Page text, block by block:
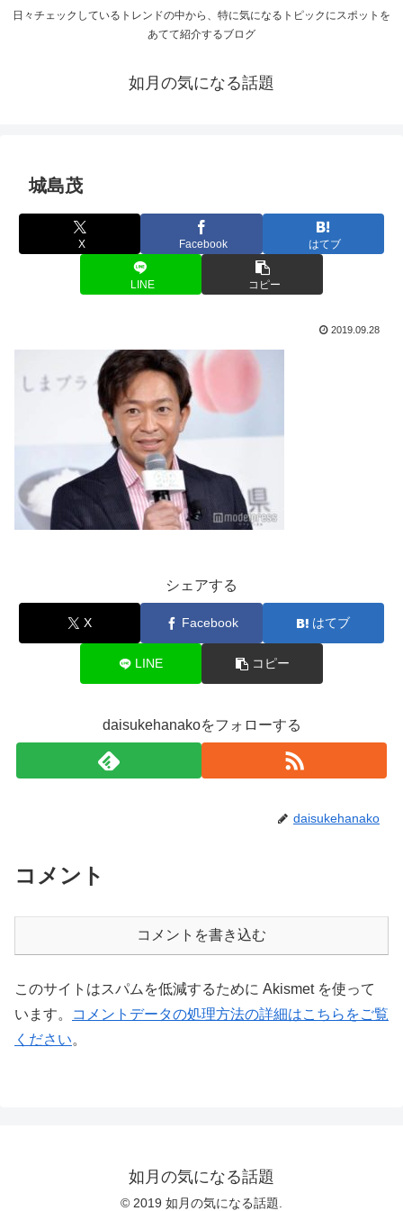
日々チェックしているトレンドの中から、特に気になるトピックにスポットを
あてて紹介するブログ
如月の気になる話題
城島茂
X Facebook はてブ
LINE コピー
2019.09.28
シェアする
X Facebook はてブ
LINE コピー
daisukehanakoをフォローする
daisukehanako
コメント
コメントを書き込む
このサイトはスパムを低減するために Akismet を使って
います。
コメントデータの処理方法の詳細はこちらをご覧
ください。
如月の気になる話題
© 2019 如月の気になる話題.